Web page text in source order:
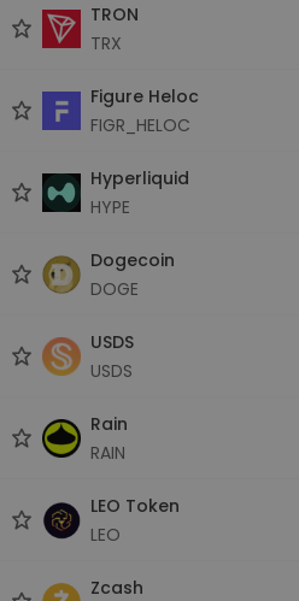
TRON
TRX
Figure Heloc
FIGR_HELOC
Hyperliquid
HYPE
Dogecoin
DOGE
USDS
USDS
Rain
RAIN
LEO Token
LEO
Zcash